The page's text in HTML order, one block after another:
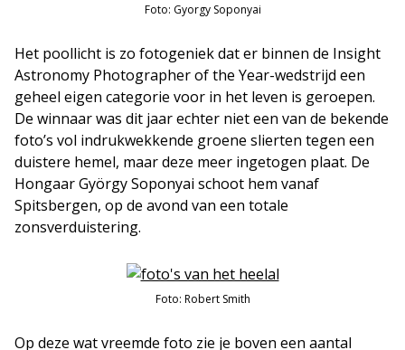
Foto: Gyorgy Soponyai
Het poollicht is zo fotogeniek dat er binnen de Insight
Astronomy Photographer of the Year-wedstrijd een
geheel eigen categorie voor in het leven is geroepen.
De winnaar was dit jaar echter niet een van de bekende
foto’s vol indrukwekkende groene slierten tegen een
duistere hemel, maar deze meer ingetogen plaat. De
Hongaar György Soponyai schoot hem vanaf
Spitsbergen, op de avond van een totale
zonsverduistering.
Foto: Robert Smith
Op deze wat vreemde foto zie je boven een aantal